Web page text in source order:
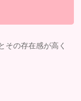
その存在感が高く